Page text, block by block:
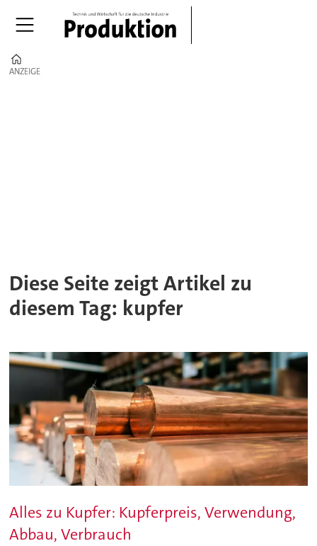
ANZEIGE
ANZEIGE
Diese Seite zeigt Artikel zu
diesem Tag: kupfer
Alles zu Kupfer: Kupferpreis, Verwendung,
Abbau, Verbrauch